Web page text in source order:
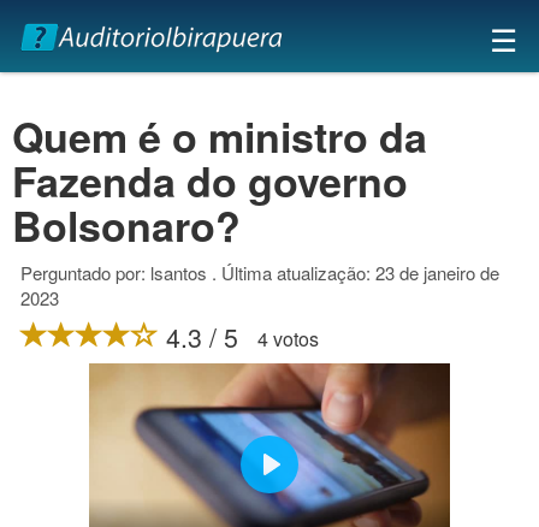
×
☰
Quem é o ministro da
Fazenda do governo
Bolsonaro?
Perguntado por: lsantos . Última atualização: 23 de janeiro de
2023
4.3 / 5 4 votos
Play